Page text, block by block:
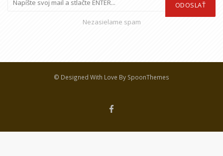
ODOSLAŤ
Nezasielame spam
© Designed With Love By SpoonThemes